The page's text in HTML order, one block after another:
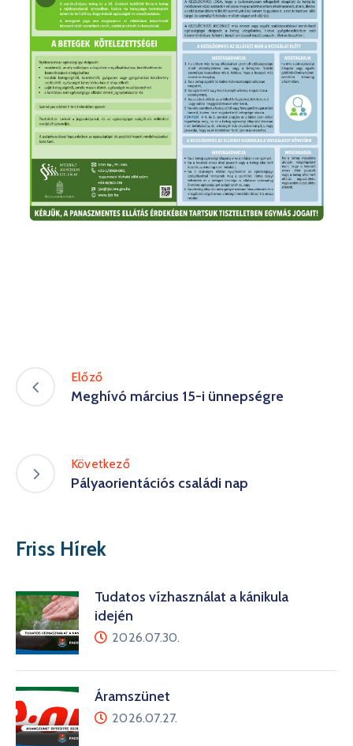
Előző
Meghívó március 15-i ünnepségre
Következő
Pályaorientációs családi nap
Friss Hírek
Tudatos vízhasználat a kánikula
idején
2026.07.30.
Áramszünet
2026.07.27.